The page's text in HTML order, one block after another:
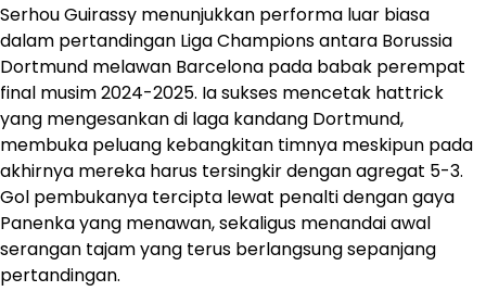
Serhou Guirassy menunjukkan performa luar biasa
dalam pertandingan Liga Champions antara Borussia
Dortmund melawan Barcelona pada babak perempat
final musim 2024-2025. Ia sukses mencetak hattrick
yang mengesankan di laga kandang Dortmund,
membuka peluang kebangkitan timnya meskipun pada
akhirnya mereka harus tersingkir dengan agregat 5-3.
Gol pembukanya tercipta lewat penalti dengan gaya
Panenka yang menawan, sekaligus menandai awal
serangan tajam yang terus berlangsung sepanjang
pertandingan.